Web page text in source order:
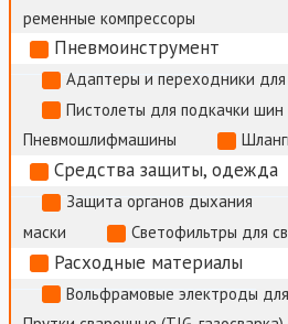
ременные компрессоры
Пневмоинструмент
Адаптеры и переходники
Пистолеты для подкачки шин
Пневмошлифмашины
Средства защиты, одежда
Защита органов дыхания
маски
Светофильтры для
Расходные материалы
Вольфрамовые электроды